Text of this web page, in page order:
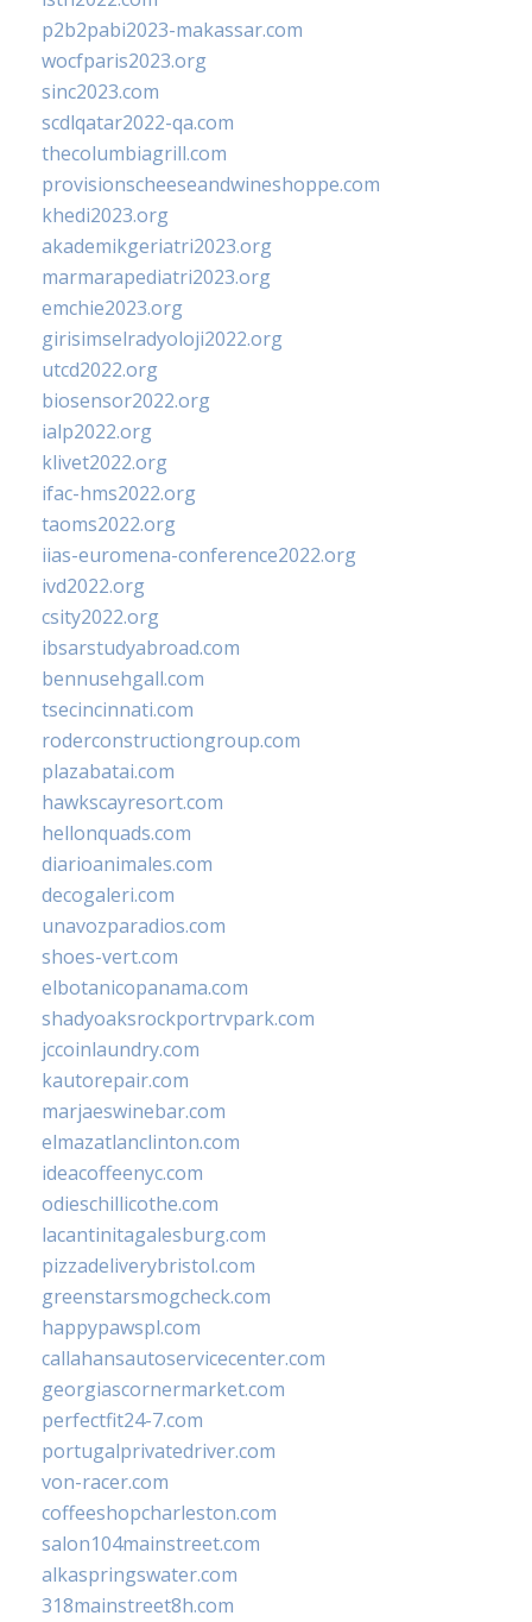
p2b2pabi2023-makassar.com
wocfparis2023.org
sinc2023.com
scdlqatar2022-qa.com
thecolumbiagrill.com
provisionscheeseandwineshoppe.com
khedi2023.org
akademikgeriatri2023.org
marmarapediatri2023.org
emchie2023.org
girisimselradyoloji2022.org
utcd2022.org
biosensor2022.org
ialp2022.org
klivet2022.org
ifac-hms2022.org
taoms2022.org
iias-euromena-conference2022.org
ivd2022.org
csity2022.org
ibsarstudyabroad.com
bennusehgall.com
tsecincinnati.com
roderconstructiongroup.com
plazabatai.com
hawkscayresort.com
hellonquads.com
diarioanimales.com
decogaleri.com
unavozparadios.com
shoes-vert.com
elbotanicopanama.com
shadyoaksrockportrvpark.com
jccoinlaundry.com
kautorepair.com
marjaeswinebar.com
elmazatlanclinton.com
ideacoffeenyc.com
odieschillicothe.com
lacantinitagalesburg.com
pizzadeliverybristol.com
greenstarsmogcheck.com
happypawspl.com
callahansautoservicecenter.com
georgiascornermarket.com
perfectfit24-7.com
portugalprivatedriver.com
von-racer.com
coffeeshopcharleston.com
salon104mainstreet.com
alkaspringswater.com
318mainstreet8h.com